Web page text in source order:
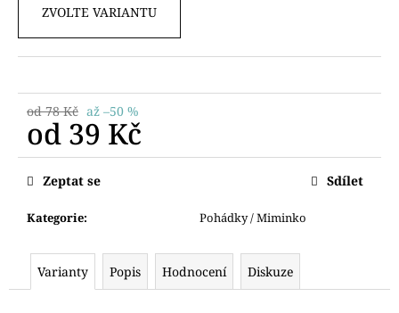
ZVOLTE VARIANTU
od 78 Kč až –50 %
od 39 Kč
Měrná
cena:
Kategorie: Pohádky / Miminko
Zeptat se Sdílet
Varianty Popis Hodnocení Diskuze
j
e
e
VYKRAJOVÁTKO